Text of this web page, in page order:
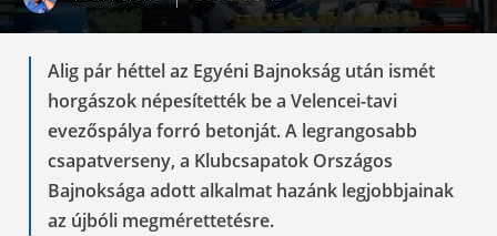
Alig pár héttel az Egyéni Bajnokság után ismét
horgászok népesítették be a Velencei-tavi
evezőspálya forró betonját. A legrangosabb
csapatverseny, a Klubcsapatok Országos
Bajnoksága adott alkalmat hazánk legjobbjainak
az újbóli megmérettetésre.